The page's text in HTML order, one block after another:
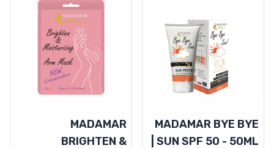
MADAMAR BYE BYE
MADAMAR
BRIGHTEN &